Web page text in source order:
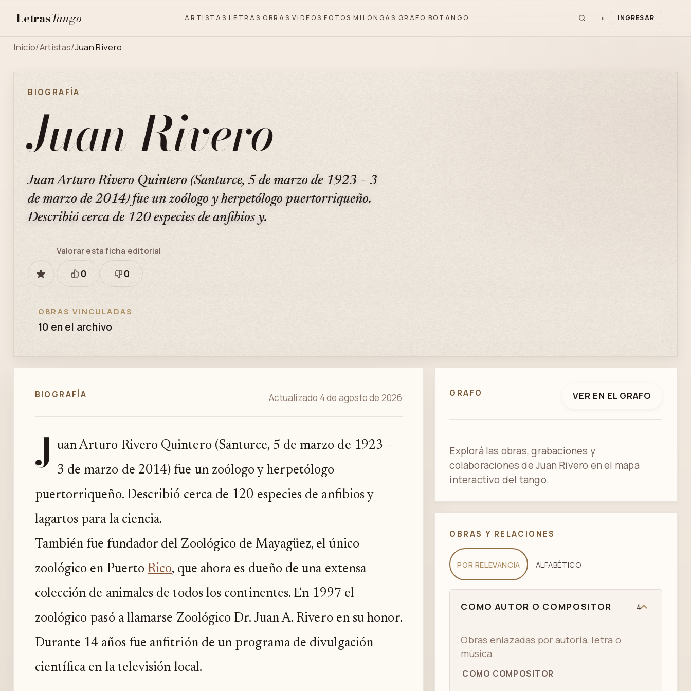
LetrasTango ARTISTAS LETRAS OBRAS VIDEOS FOTOS MILONGAS GRAFO BOTANGO ◐ INGRESAR
Inicio/Artistas/Juan Rivero
BIOGRAFÍA
Juan Rivero
Juan Arturo Rivero Quintero (Santurce, 5 de marzo de 1923 − 3
de marzo de 2014) fue un zoólogo y herpetólogo puertorriqueño.
Describió cerca de 120 especies de anfibios y.
GUARDAR
Valorar esta ficha editorial
Está
0
Necesita
0
OBRAS VINCULADAS
10 en el archivo
BIOGRAFÍA Actualizado 4 de agosto de 2026
J uan Arturo Rivero Quintero (Santurce, 5 de marzo de 1923 −
3 de marzo de 2014) fue un zoólogo y herpetólogo
puertorriqueño. Describió cerca de 120 especies de anfibios y
lagartos para la ciencia.
También fue fundador del Zoológico de Mayagüez, el único
zoológico en Puerto Rico, que ahora es dueño de una extensa
colección de animales de todos los continentes. En 1997 el
zoológico pasó a llamarse Zoológico Dr. Juan A. Rivero en su honor.
Durante 14 años fue anfitrión de un programa de divulgación
científica en la televisión local.
GRAFO VER EN EL GRAFO
Explorá las obras, grabaciones y
colaboraciones de Juan Rivero en el mapa
interactivo del tango.
OBRAS Y RELACIONES
POR RELEVANCIA ALFABÉTICO
COMO AUTOR O COMPOSITOR 4
Obras enlazadas por autoría, letra o
música.
COMO COMPOSITOR